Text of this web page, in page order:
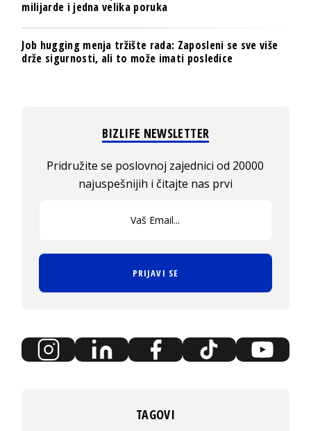
milijarde i jedna velika poruka
Job hugging menja tržište rada: Zaposleni se sve više
drže sigurnosti, ali to može imati posledice
BIZLIFE NEWSLETTER
Pridružite se poslovnoj zajednici od 20000
najuspešnijih i čitajte nas prvi
PRIJAVI SE
TAGOVI